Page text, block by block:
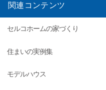
関連コンテンツ
セルコホームの家づくり
住まいの実例集
モデルハウス